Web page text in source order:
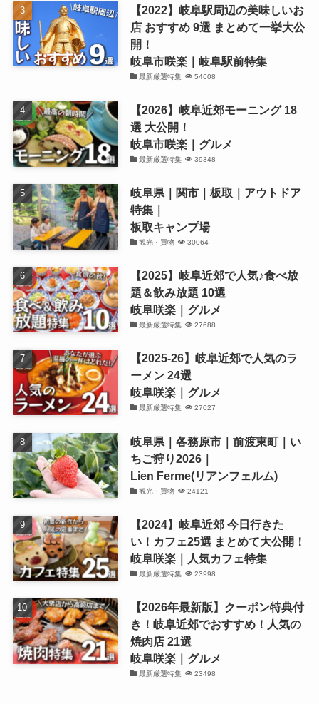
【2022】岐阜駅周辺の美味しいお
店 おすすめ 9選 まとめて一挙大公
開！
岐阜市咲楽｜岐阜駅前特集
最新厳選特集 54608
【2026】岐阜近郊モーニング 18
選 大公開！
岐阜市咲楽｜グルメ
最新厳選特集 39348
岐阜県｜関市｜板取｜アウトドア
特集｜
板取キャンプ場
観光・買物 30064
【2025】岐阜近郊で人気♪食べ放
題＆飲み放題 10選
岐阜咲楽｜グルメ
最新厳選特集 27688
【2025-26】岐阜近郊で人気のラ
ーメン 24選
岐阜咲楽｜グルメ
最新厳選特集 27027
岐阜県｜各務原市｜前渡東町｜い
ちご狩り2026｜
Lien Ferme(リアンフェルム)
観光・買物 24121
【2024】岐阜近郊 今日行きた
い！カフェ25選 まとめて大公開！
岐阜咲楽｜人気カフェ特集
最新厳選特集 23998
【2026年最新版】クーポン特典付
き！岐阜近郊でおすすめ！人気の
焼肉店 21選
岐阜咲楽｜グルメ
最新厳選特集 23498